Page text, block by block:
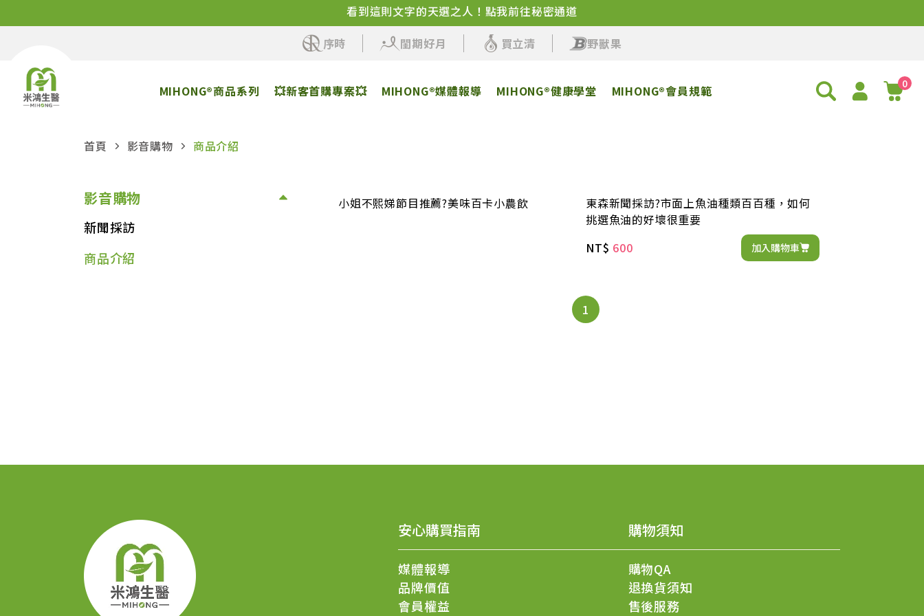
✨品牌感謝祭來了！百卡蛋白飲+人氣保健活動即將開始
序時
閨期好月 買立清 野獸果
MIHONG®商品系列 💥新客首購專案💥 MIHONG®媒體報導 MIHONG®健康學堂 MIHONG®會員規範 0
首頁 影音購物 商品介紹
影音購物
新聞採訪
商品介紹
小姐不熙娣節目推薦?美味百卡小農飲
東森新聞採訪?市面上魚油種類百百種，如何
挑選魚油的好壞很重要
NT$ 600 加入購物車
1
安心購買指南
媒體報導
品牌價值
會員權益
購物須知
購物QA
退換貨須知
售後服務